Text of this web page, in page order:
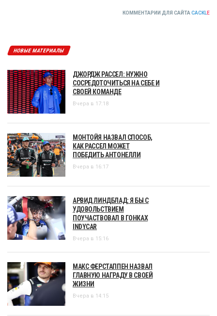
КОММЕНТАРИИ ДЛЯ САЙТА CACKLE
НОВЫЕ МАТЕРИАЛЫ
ДЖОРДЖ РАССЕЛ: НУЖНО
СОСРЕДОТОЧИТЬСЯ НА СЕБЕ И
СВОЕЙ КОМАНДЕ
Вчера в 17:18
МОНТОЙЯ НАЗВАЛ СПОСОБ,
КАК РАССЕЛ МОЖЕТ
ПОБЕДИТЬ АНТОНЕЛЛИ
Вчера в 16:17
АРВИД ЛИНДБЛАД: Я БЫ С
УДОВОЛЬСТВИЕМ
ПОУЧАСТВОВАЛ В ГОНКАХ
INDYCAR
Вчера в 15:16
МАКС ФЕРСТАППЕН НАЗВАЛ
ГЛАВНУЮ НАГРАДУ В СВОЕЙ
ЖИЗНИ
Вчера в 14:15